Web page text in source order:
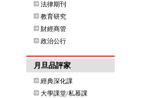
法律期刊
教育研究
財經商管
政治公行
月旦品評家
經典深化課
大學課堂/私慕課